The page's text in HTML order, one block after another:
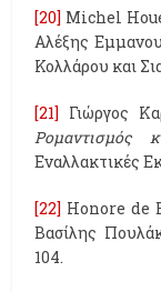
[20] Michel
Αλέξης
Κολλάρου και
[21] Γιώργος
Ρομαντισμός
Εναλλακτικές
[22] Honore de
Βασίλης
104.